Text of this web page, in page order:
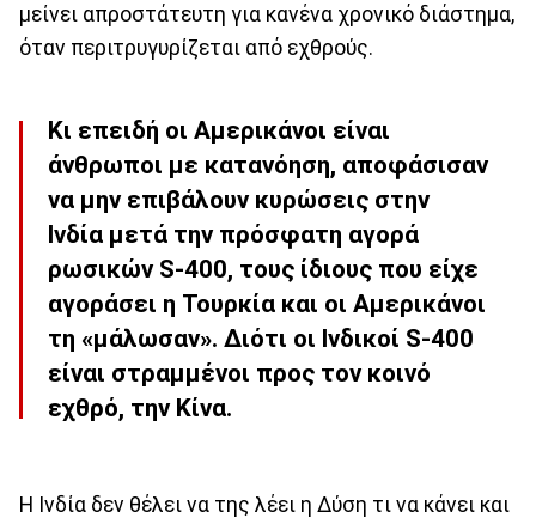
μείνει απροστάτευτη για κανένα χρονικό διάστημα,
όταν περιτρυγυρίζεται από εχθρούς.
Κι επειδή οι Αμερικάνοι είναι
άνθρωποι με κατανόηση, αποφάσισαν
να μην επιβάλουν κυρώσεις στην
Ινδία μετά την πρόσφατη αγορά
ρωσικών S-400, τους ίδιους που είχε
αγοράσει η Τουρκία και οι Αμερικάνοι
τη «μάλωσαν». Διότι οι Ινδικοί S-400
είναι στραμμένοι προς τον κοινό
εχθρό, την Κίνα.
Η Ινδία δεν θέλει να της λέει η Δύση τι να κάνει και